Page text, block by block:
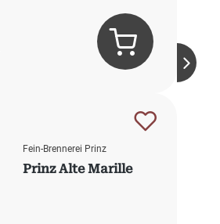
Fein-Brennerei Prinz
Prinz Alte Marille